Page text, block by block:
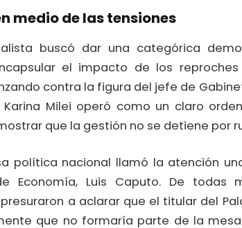
medio de las tensiones
buscó dar una categórica
el impacto de los
contra la figura del jefe de
Milei operó como un claro
que la gestión no se detiene por
política nacional llamó la atención
Economía, Luis Caputo. De todas
a aclarar que el titular del
que no formaría parte de la